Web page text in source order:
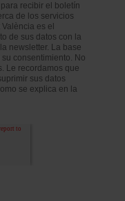
recibir el boletín
de los servicios
es el
de sus datos con la
newsletter. La base
consentimiento. No
Le recordamos que
sus datos
se explica en la